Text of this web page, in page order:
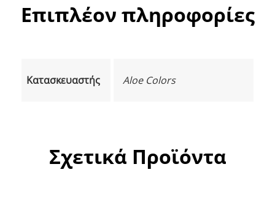
Επιπλέον πληροφορίες
Κατασκευαστής Aloe Colors
Σχετικά Προϊόντα